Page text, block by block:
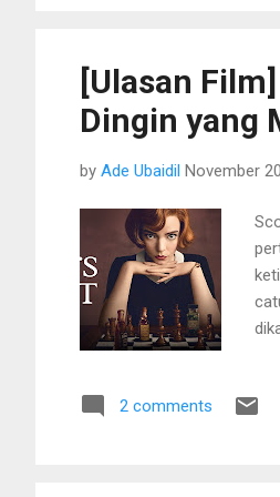
[Ulasan
Dingin yang
by Ade Ubaidil November
2 comments